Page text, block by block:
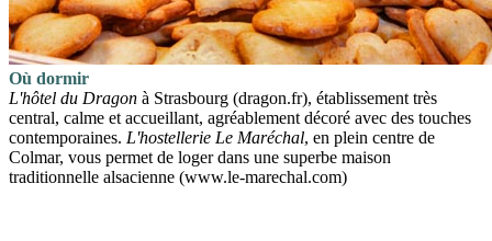
Où dormir
L'hôtel du Dragon à Strasbourg (dragon.fr), établissement très
central, calme et accueillant, agréablement décoré avec des touches
contemporaines. L'hostellerie Le Maréchal, en plein centre de
Colmar, vous permet de loger dans une superbe maison
traditionnelle alsacienne (www.le-marechal.com)